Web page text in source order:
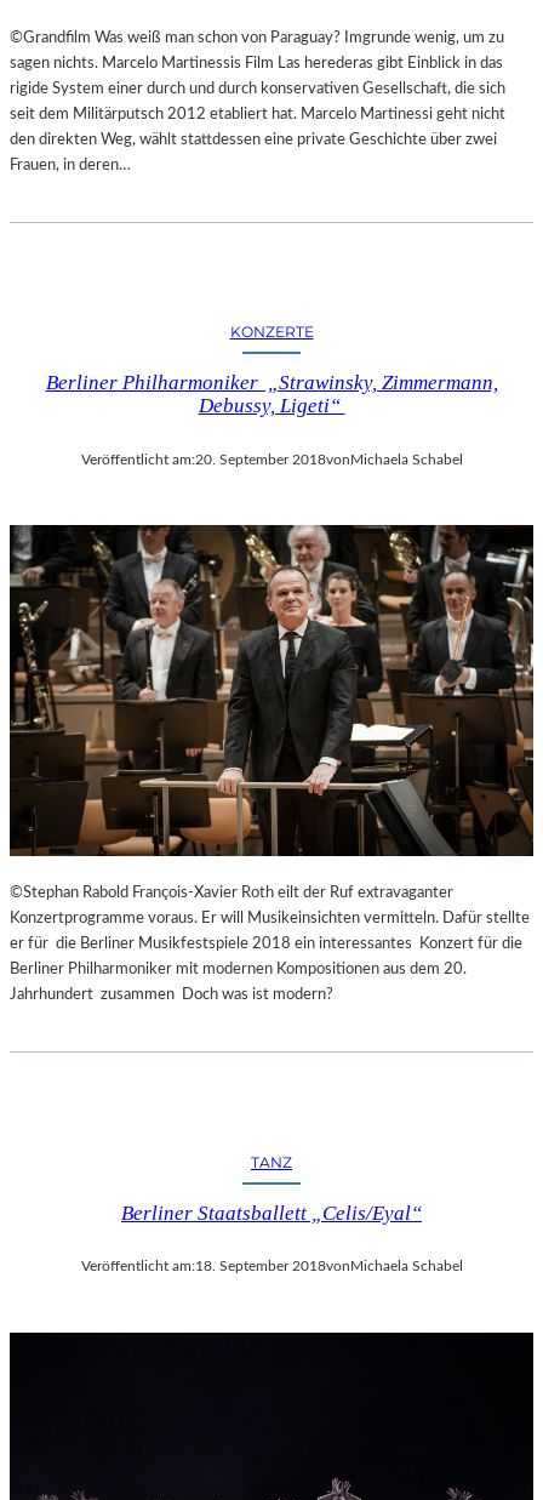
©Grandfilm Was weiß man schon von Paraguay? Imgrunde wenig, um zu
sagen nichts. Marcelo Martinessis Film Las herederas gibt Einblick in das
rigide System einer durch und durch konservativen Gesellschaft, die sich
seit dem Militärputsch 2012 etabliert hat. Marcelo Martinessi geht nicht
den direkten Weg, wählt stattdessen eine private Geschichte über zwei
Frauen, in deren…
KONZERTE
Berliner Philharmoniker „Strawinsky, Zimmermann,
Debussy, Ligeti“
Veröffentlicht am:20. September 2018vonMichaela Schabel
©Stephan Rabold François-Xavier Roth eilt der Ruf extravaganter
Konzertprogramme voraus. Er will Musikeinsichten vermitteln. Dafür stellte
er für die Berliner Musikfestspiele 2018 ein interessantes Konzert für die
Berliner Philharmoniker mit modernen Kompositionen aus dem 20.
Jahrhundert zusammen Doch was ist modern?
TANZ
Berliner Staatsballett „Celis/Eyal“
Veröffentlicht am:18. September 2018von Michaela Schabel